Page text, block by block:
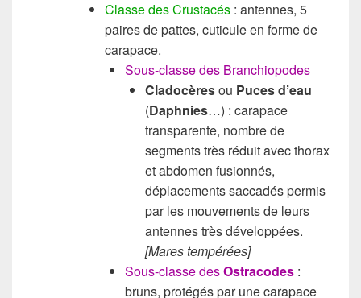
Classe des Crustacés : antennes, 5
paires de pattes, cuticule en forme de
carapace.
Sous-classe des Branchiopodes
Cladocèresou Puces d’eau
(Daphnies…) : carapace
transparente, nombre de
segments très réduit avec thorax
et abdomen fusionnés,
déplacements saccadés permis
par les mouvements de leurs
antennes très développées.
[Mares tempérées]
Sous-classe desOstracodes :
bruns, protégés par une carapace